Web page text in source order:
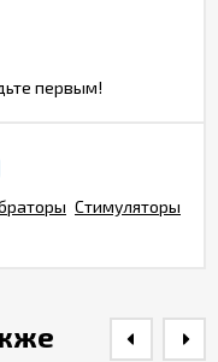
первым!
Стимуляторы